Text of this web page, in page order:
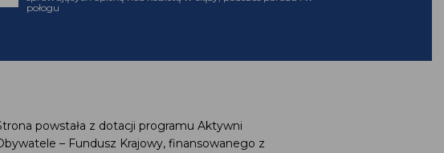
połogu
Strona powstała z dotacji programu Aktywni
Obywatele – Fundusz Krajowy, finansowanego z